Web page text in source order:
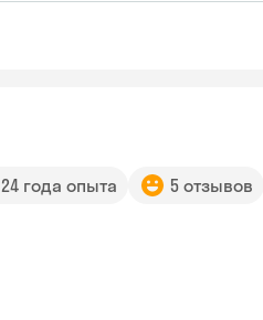
24 года опыта 5 отзывов